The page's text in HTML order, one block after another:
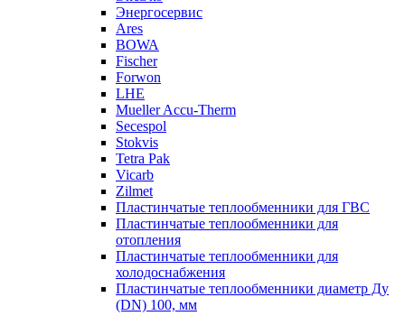
Энергосервис
Ares
BOWA
Fischer
Forwon
LHE
Mueller Accu-Therm
Secespol
Stokvis
Tetra Pak
Vicarb
Zilmet
Пластинчатые теплообменники для ГВС
Пластинчатые теплообменники для
отопления
Пластинчатые теплообменники для
холодоснабжения
Пластинчатые теплообменники диаметр Ду
(DN) 100, мм